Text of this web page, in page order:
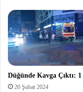
Düğünde Kavga Çıktı: 1
20 Şubat 2024